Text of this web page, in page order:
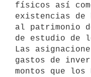
físicos así
existencias de
al patrimonio
de estudio de
Las
gastos de
montos que los